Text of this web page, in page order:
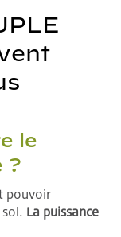
le
?
pouvoir
La puissance